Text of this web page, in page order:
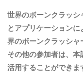
世界のボーンクラッシ
とアプリケーション
界のボーンクラッシャ
その他の参加者は、
活用することができま